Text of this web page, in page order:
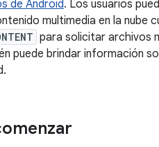
de Android. Los usuarios
multimedia en la nube
para solicitar archivos
puede brindar información